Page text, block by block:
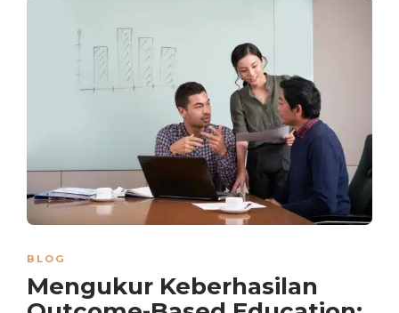
BLOG
Mengukur Keberhasilan